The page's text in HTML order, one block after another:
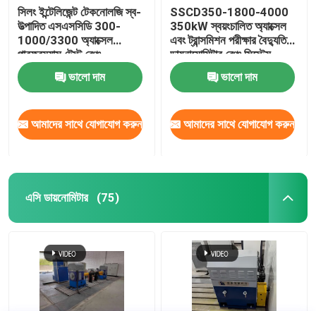
সিলং ইন্টেলিজেন্ট টেকনোলজি স্ব-
উত্পাদিত এসএসসিডি 300-
1000/3300 অ্যাক্সেল
পারফরম্যান্স টেস্ট বেঞ্চ
ভালো দাম
আমাদের সাথে যোগাযোগ করুন
SSCD350-1800-4000
350kW স্বয়ংচালিত অ্যাক্সেল
এবং ট্রান্সমিশন পরীক্ষার বৈদ্যুতিক
ডায়নামোমিটার বেঞ্চ সিস্টেম
ভালো দাম
আমাদের সাথে যোগাযোগ করুন
এসি ডায়নোমিটার (75)